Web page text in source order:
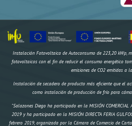
Instalación Fotovoltaica de Autoconsumo de 223,20 kWp,
fotovoltaicos con el fin de reducir el consumo energético
emisiones de CO2 emitidas a
Instalación de secadero de producto más eficiente que el
como instalación de producción de frío para
"Salazones Diego ha participado en la MISIÓN COMERCIAL
2019 y ha participado en la MISIÓN DIRECTA FERIA
febrero 2019, organizada por la Cámara de Comercio de